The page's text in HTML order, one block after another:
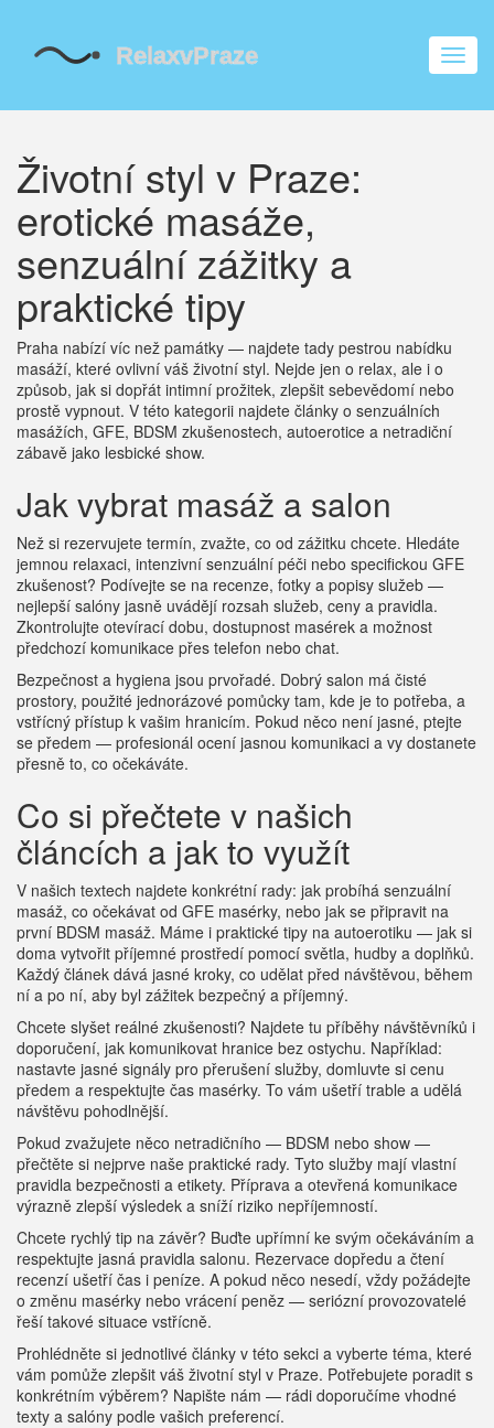
Životní styl v Praze:
erotické masáže,
senzuální zážitky a
praktické tipy
Praha nabízí víc než památky — najdete tady pestrou nabídku
masáží, které ovlivní váš životní styl. Nejde jen o relax, ale i o
způsob, jak si dopřát intimní prožitek, zlepšit sebevědomí nebo
prostě vypnout. V této kategorii najdete články o senzuálních
masážích, GFE, BDSM zkušenostech, autoerotice a netradiční
zábavě jako lesbické show.
Jak vybrat masáž a salon
Než si rezervujete termín, zvažte, co od zážitku chcete. Hledáte
jemnou relaxaci, intenzivní senzuální péči nebo specifickou GFE
zkušenost? Podívejte se na recenze, fotky a popisy služeb —
nejlepší salóny jasně uvádějí rozsah služeb, ceny a pravidla.
Zkontrolujte otevírací dobu, dostupnost masérek a možnost
předchozí komunikace přes telefon nebo chat.
Bezpečnost a hygiena jsou prvořadé. Dobrý salon má čisté
prostory, použité jednorázové pomůcky tam, kde je to potřeba, a
vstřícný přístup k vašim hranicím. Pokud něco není jasné, ptejte
se předem — profesionál ocení jasnou komunikaci a vy dostanete
přesně to, co očekáváte.
Co si přečtete v našich
článcích a jak to využít
V našich textech najdete konkrétní rady: jak probíhá senzuální
masáž, co očekávat od GFE masérky, nebo jak se připravit na
první BDSM masáž. Máme i praktické tipy na autoerotiku — jak si
doma vytvořit příjemné prostředí pomocí světla, hudby a doplňků.
Každý článek dává jasné kroky, co udělat před návštěvou, během
ní a po ní, aby byl zážitek bezpečný a příjemný.
Chcete slyšet reálné zkušenosti? Najdete tu příběhy návštěvníků i
doporučení, jak komunikovat hranice bez ostychu. Například:
nastavte jasné signály pro přerušení služby, domluvte si cenu
předem a respektujte čas masérky. To vám ušetří trable a udělá
návštěvu pohodlnější.
Pokud zvažujete něco netradičního — BDSM nebo show —
přečtěte si nejprve naše praktické rady. Tyto služby mají vlastní
pravidla bezpečnosti a etikety. Příprava a otevřená komunikace
výrazně zlepší výsledek a sníží riziko nepříjemností.
Chcete rychlý tip na závěr? Buďte upřímní ke svým očekáváním a
respektujte jasná pravidla salonu. Rezervace dopředu a čtení
recenzí ušetří čas i peníze. A pokud něco nesedí, vždy požádejte
o změnu masérky nebo vrácení peněz — seriózní provozovatelé
řeší takové situace vstřícně.
Prohlédněte si jednotlivé články v této sekci a vyberte téma, které
vám pomůže zlepšit váš životní styl v Praze. Potřebujete poradit s
konkrétním výběrem? Napište nám — rádi doporučíme vhodné
texty a salóny podle vašich preferencí.